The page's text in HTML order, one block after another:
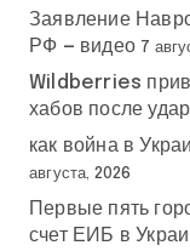
Заявление
РФ — видео 7
Wildberries
хабов после
как война в
августа, 2026
Первые пять
счет ЕИБ в